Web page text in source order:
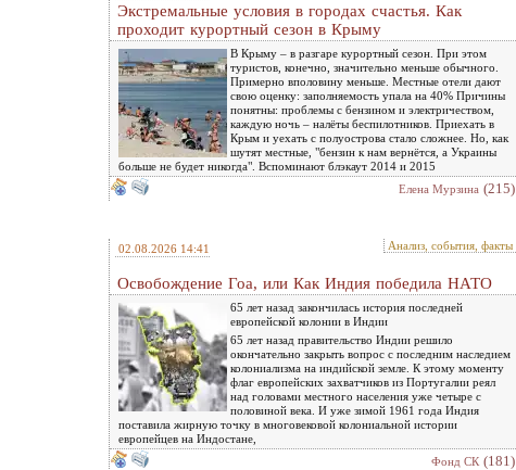
Экстремальные условия в городах счастья. Как
проходит курортный сезон в Крыму
В Крыму – в разгаре курортный сезон. При этом
туристов, конечно, значительно меньше обычного.
Примерно вполовину меньше. Местные отели дают
свою оценку: заполняемость упала на 40% Причины
понятны: проблемы с бензином и электричеством,
каждую ночь – налёты беспилотников. Приехать в
Крым и уехать с полуострова стало сложнее. Но, как
шутят местные, "бензин к нам вернётся, а Украины
больше не будет никогда". Вспоминают блэкаут 2014 и 2015
Елена Мурзина (215)
02.08.2026 14:41 Анализ, события, факты
Освобождение Гоа, или Как Индия победила НАТО
65 лет назад закончилась история последней
европейской колонии в Индии
65 лет назад правительство Индии решило
окончательно закрыть вопрос с последним наследием
колониализма на индийской земле. К этому моменту
флаг европейских захватчиков из Португалии реял
над головами местного населения уже четыре с
половиной века. И уже зимой 1961 года Индия
поставила жирную точку в многовековой колониальной истории
европейцев на Индостане,
Фонд СК (181)